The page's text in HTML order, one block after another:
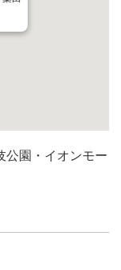
公園・イオンモー